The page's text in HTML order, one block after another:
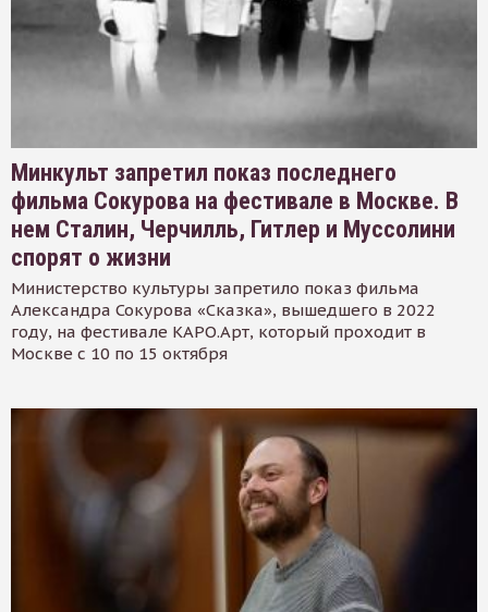
Минкульт запретил показ последнего
фильма Сокурова на фестивале в Москве. В
нем Сталин, Черчилль, Гитлер и Муссолини
спорят о жизни
Министерство культуры запретило показ фильма
Александра Сокурова «Сказка», вышедшего в 2022
году, на фестивале КАРО.Арт, который проходит в
Москве с 10 по 15 октября